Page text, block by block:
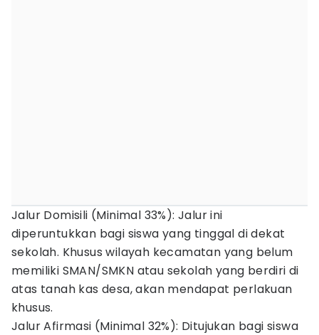
Jalur Domisili (Minimal 33%): Jalur ini
diperuntukkan bagi siswa yang tinggal di dekat
sekolah. Khusus wilayah kecamatan yang belum
memiliki SMAN/SMKN atau sekolah yang berdiri di
atas tanah kas desa, akan mendapat perlakuan
khusus.
Jalur Afirmasi (Minimal 32%): Ditujukan bagi siswa